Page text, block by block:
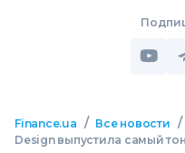
Finance.ua / Все новости /
Design выпустила самый